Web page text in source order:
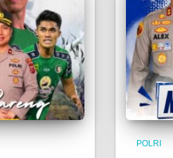
POLRI